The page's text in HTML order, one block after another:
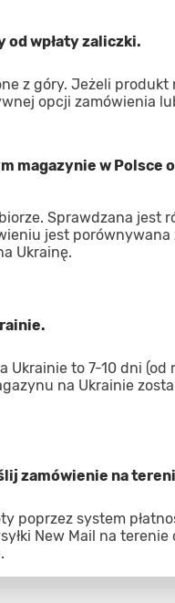
od wpłaty zaliczki.
z góry. Jeżeli
opcji zamówienia
magazynie w Polsce
Sprawdzana jest
jest
Ukrainę.
Ukrainie to 7-10 dni
na Ukrainie
zamówienie na
poprzez system
New Mail na terenie